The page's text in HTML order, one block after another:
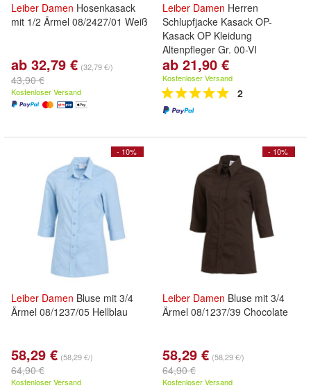
Leiber Damen Hosenkasack
mit 1/2 Ärmel 08/2427/01 Weiß
ab 32,79 € (32,79 €/)
43,90 €
Kostenloser Versand
Leiber Damen Herren
Schlupfjacke Kasack OP-
Kasack OP Kleidung
Altenpfleger Gr. 00-VI
ab 21,90 €
Kostenloser Versand
2
- 10%
Leiber Damen Bluse mit 3/4
Ärmel 08/1237/05 Hellblau
58,29 € (58,29 €/)
64,90 €
Kostenloser Versand
- 10%
Leiber Damen Bluse mit 3/4
Ärmel 08/1237/39 Chocolate
58,29 € (58,29 €/)
64,90 €
Kostenloser Versand